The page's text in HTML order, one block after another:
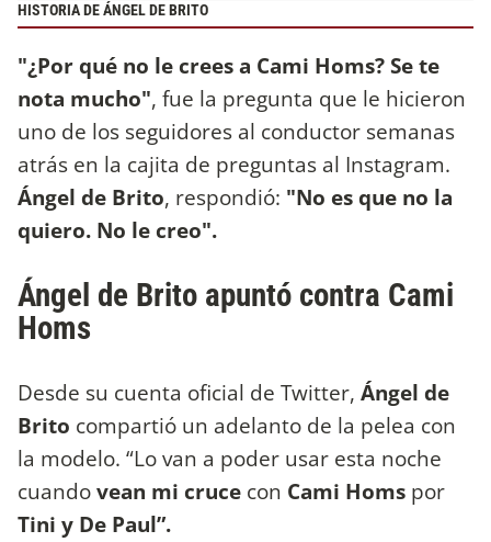
HISTORIA DE ÁNGEL DE BRITO
"¿Por qué no le crees a Cami Homs? Se te
nota mucho", fue la pregunta que le hicieron
uno de los seguidores al conductor semanas
atrás en la cajita de preguntas al Instagram.
Ángel de Brito, respondió: "No es que no la
quiero. No le creo".
Ángel de Brito apuntó contra Cami
Homs
Desde su cuenta oficial de Twitter, Ángel de
Brito compartió un adelanto de la pelea con
la modelo. “Lo van a poder usar esta noche
cuandovean mi cruce con Cami Homs por
Tini y De Paul”.